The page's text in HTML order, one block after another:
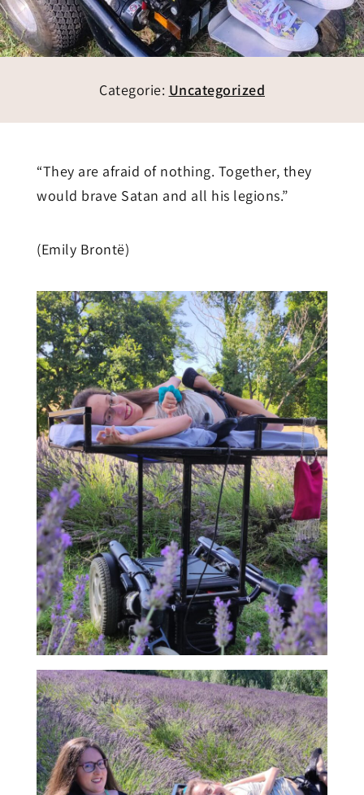
Categorie: Uncategorized
“They are afraid of nothing. Together, they
would brave Satan and all his legions.”
(Emily Brontë)